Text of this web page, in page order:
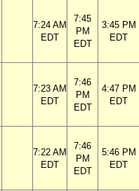
7:24 AM
EDT
7:45
PM
EDT
3:45 PM
EDT
7:23 AM
EDT
7:46
PM
EDT
4:47 PM
EDT
7:22 AM
EDT
7:46
PM
EDT
5:46 PM
EDT